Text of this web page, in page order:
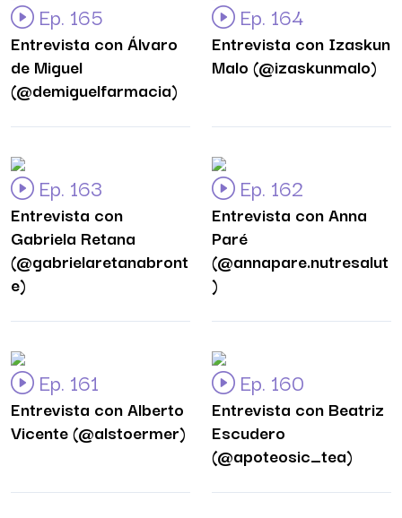
Ep. 165
Entrevista con Álvaro
de Miguel
(@demiguelfarmacia)
Ep. 164
Entrevista con Izaskun
Malo (@izaskunmalo)
Ep. 163
Entrevista con
Gabriela Retana
(@gabrielaretanabront
e)
Ep. 162
Entrevista con Anna
Paré
(@annapare.nutresalut
)
Ep. 161
Entrevista con Alberto
Vicente (@alstoermer)
Ep. 160
Entrevista con Beatriz
Escudero
(@apoteosic_tea)